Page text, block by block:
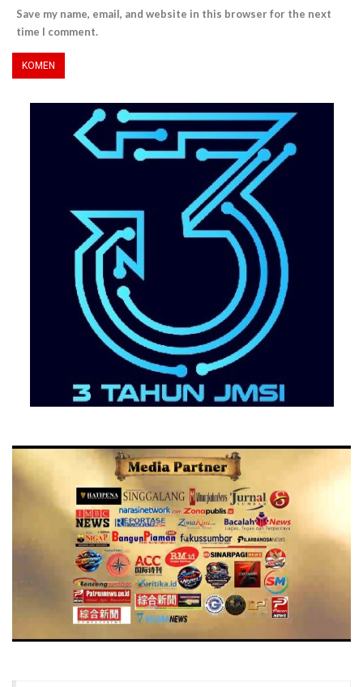
Save my name, email, and website in this browser for the next
time I comment.